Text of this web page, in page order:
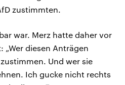
zustimmten.
war. Merz hatte daher vor
diesen Anträgen
Und wer sie
Ich gucke nicht rechts